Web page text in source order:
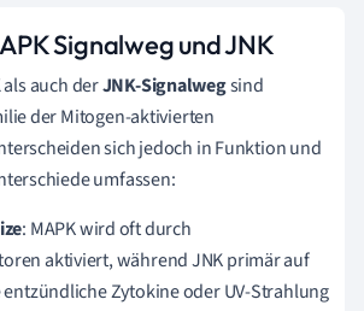
Signalweg und JNK
als auch derJNK-Signalwegsind
der Mitogen-aktivierten
sich jedoch in Funktion und
umfassen:
: MAPK wird oft durch
aktiviert, während JNK primär auf
entzündliche Zytokine oder UV-Strahlung